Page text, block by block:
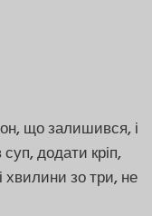
що залишився, і
додати кріп,
хвилини зо три, не